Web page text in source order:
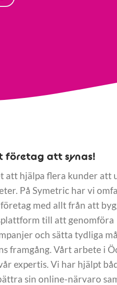
företag att synas!
att hjälpa flera kunder att
På Symetric har vi
med allt från att
till att genomföra
och sätta tydliga
framgång. Vårt arbete i
expertis. Vi har hjälpt
sin online-närvaro